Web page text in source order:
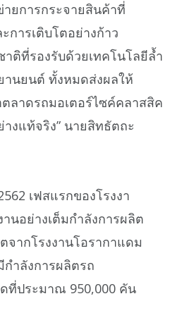
ายการกระจายสินค้าที่
การเติบโตอย่างก้าว
ติที่รองรับด้วยเทคโนโลยีล้ำ
านยนต์ ทั้งหมดส่งผลให้
ลาดรถมอเตอร์ไซค์คลาสสิค
งแท้จริง” นายสิทธัตถะ
เฟสแรกของโรงงา
นอย่างเต็มกำลังการผลิต
จากโรงงานโอรากาแดม
ำลังการผลิตรถ
ที่ประมาณ 950,000 คัน